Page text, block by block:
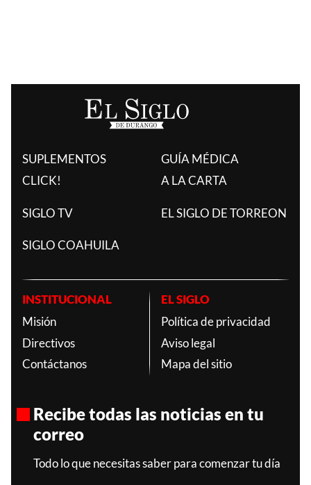
SUPLEMENTOS
CLICK!
GUÍA MÉDICA
A LA CARTA
SIGLO TV EL SIGLO DE TORREON
SIGLO COAHUILA
INSTITUCIONAL
Misión
Directivos
Contáctanos
EL SIGLO
Política de privacidad
Aviso legal
Mapa del sitio
Recibe todas las noticias en tu
correo
Todo lo que necesitas saber para comenzar tu día